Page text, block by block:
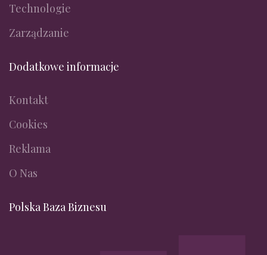
Technologie
Zarządzanie
Dodatkowe informacje
Kontakt
Cookies
Reklama
O Nas
Polska Baza Biznesu